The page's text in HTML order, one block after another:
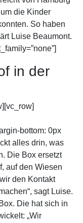
die Kinder
So haben
Luise Beaumont.
in der
bottom: 0px
alles drin, was
Die Box ersetzt
auf den Wiesen
den Kontakt
sagt Luise.
Die hat sich in
„Wir